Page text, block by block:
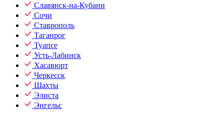
Славянск-на-Кубани
Сочи
Ставрополь
Таганрог
Туапсе
Усть-Лабинск
Хасавюрт
Черкесск
Шахты
Элиста
Энгельс